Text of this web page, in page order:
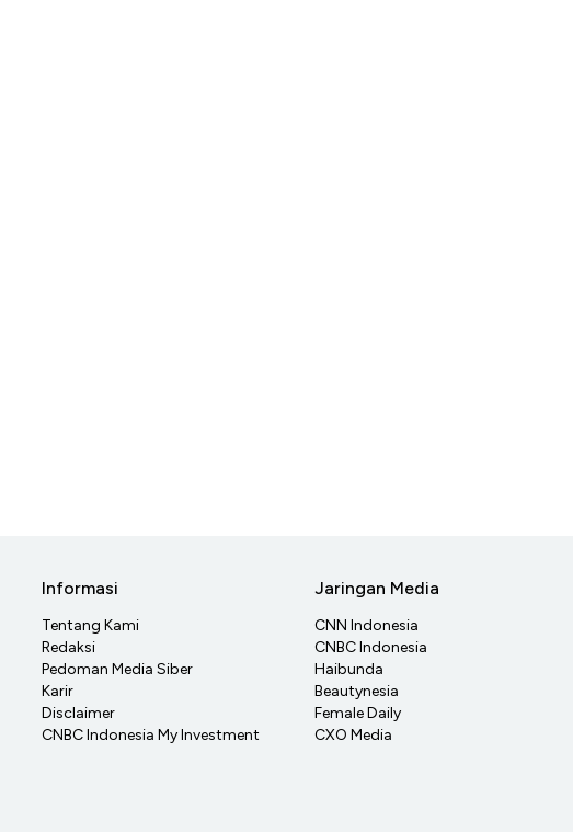
Informasi
Tentang Kami
Redaksi
Pedoman Media Siber
Karir
Disclaimer
CNBC Indonesia My Investment
Jaringan Media
CNN Indonesia
CNBC Indonesia
Haibunda
Beautynesia
Female Daily
CXO Media